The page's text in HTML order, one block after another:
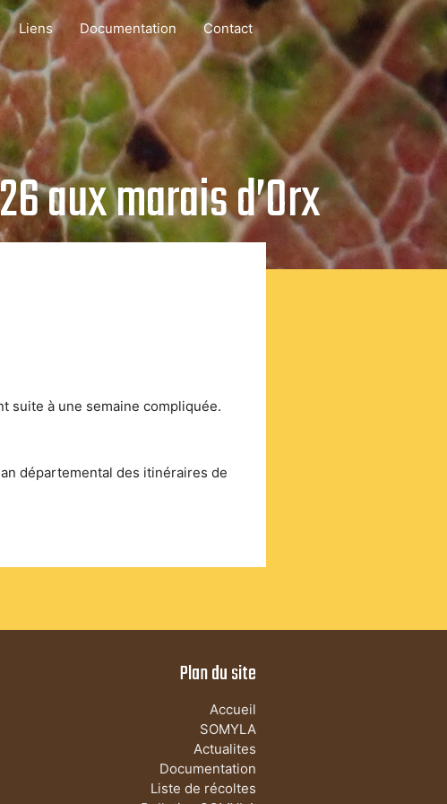
Liens Documentation Contact
aux marais d’Orx
suite à une semaine compliquée.
départemental des itinéraires de
Plan du site
Accueil
SOMYLA
Actualites
Documentation
Liste de récoltes